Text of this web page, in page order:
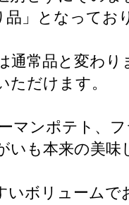
」となってお
常品と変わり
だけます。
ンポテト、
も本来の美味
ボリュームで